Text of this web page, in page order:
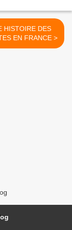
HISTOIRE DES
RETRAITES EN FRANCE >